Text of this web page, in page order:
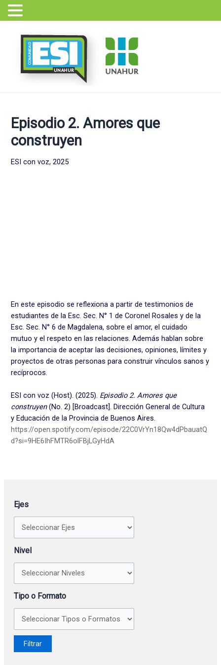
contenido
Ejes
Nivel
Tipo o Formato
Episodio 2. Amores que
construyen
ESI con voz, 2025
En este episodio se reflexiona a partir de testimonios de
estudiantes de la Esc. Sec. N° 1 de Coronel Rosales y de la
Esc. Sec. N° 6 de Magdalena, sobre el amor, el cuidado
mutuo y el respeto en las relaciones. Además hablan sobre
la importancia de aceptar las decisiones, opiniones, límites y
proyectos de otras personas para construir vínculos sanos y
recíprocos.
ESI con voz (Host). (2025). Episodio 2. Amores que
construyen(No. 2) [Broadcast]. Dirección General de Cultura
y Educación de la Provincia de Buenos Aires.
https://open.spotify.com/episode/22C0VrYn18Qw4dPbauatQ
d?si=9HE6IhFMTR6olFBjLGyHdA
de
entradas